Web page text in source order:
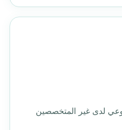
لدى غير المتخصصين